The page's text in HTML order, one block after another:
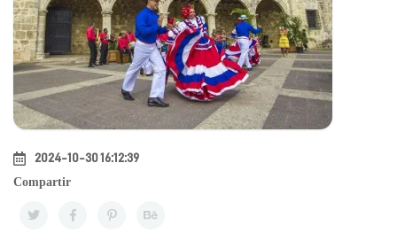
2024-10-30 16:12:39
Compartir